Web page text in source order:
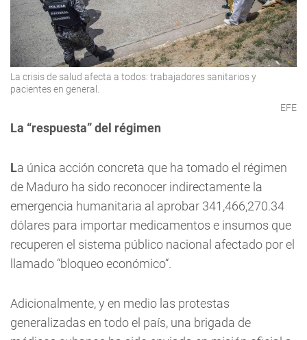
La crisis de salud afecta a todos: trabajadores sanitarios y
pacientes en general.
EFE
La “respuesta” del régimen
La única acción concreta que ha tomado el régimen
de Maduro ha sido reconocer indirectamente la
emergencia humanitaria al aprobar 341,466,270.34
dólares para importar medicamentos e insumos que
recuperen el sistema público nacional afectado por el
llamado “bloqueo económico“.
Adicionalmente, y en medio las protestas
generalizadas en todo el país, una brigada de